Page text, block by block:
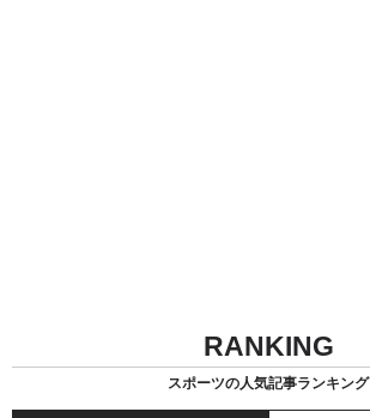
RANKING
スポーツの人気記事ランキング